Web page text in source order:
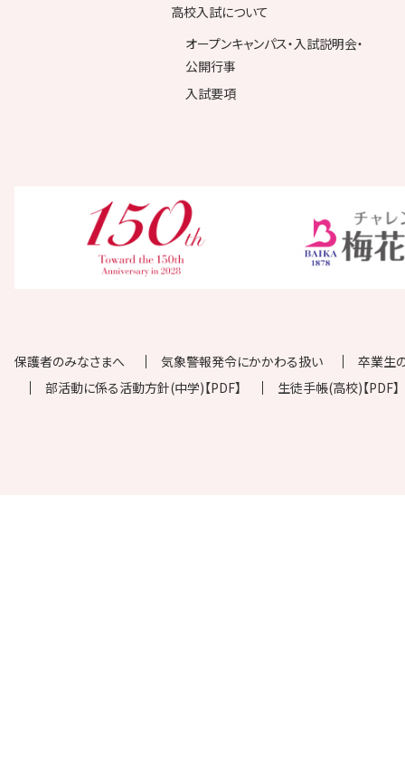
高校入試について
オープンキャンパス・入試説明会・
公開行事
入試要項
保護者のみなさまへ 気象警報発令にかかわる扱い
卒業生
部活動に係る活動方針(中学)【PDF】
生徒手帳(高校)【PDF】